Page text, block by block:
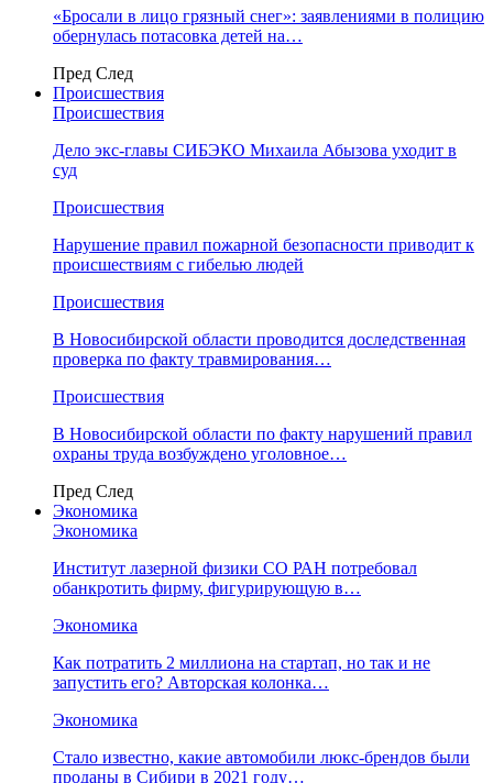
«Бросали в лицо грязный снег»: заявлениями в полицию
обернулась потасовка детей на…
Пред След
Происшествия
Происшествия
Дело экс-главы СИБЭКО Михаила Абызова уходит в
суд
Происшествия
Нарушение правил пожарной безопасности приводит к
происшествиям с гибелью людей
Происшествия
В Новосибирской области проводится доследственная
проверка по факту травмирования…
Происшествия
В Новосибирской области по факту нарушений правил
охраны труда возбуждено уголовное…
Пред След
Экономика
Экономика
Институт лазерной физики СО РАН потребовал
обанкротить фирму, фигурирующую в…
Экономика
Как потратить 2 миллиона на стартап, но так и не
запустить его? Авторская колонка…
Экономика
Стало известно, какие автомобили люкс-брендов были
проданы в Сибири в 2021 году…